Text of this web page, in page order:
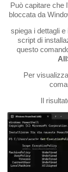
Può capitare che
bloccata da
spiega i dettagli
script di
questo
Per
Il